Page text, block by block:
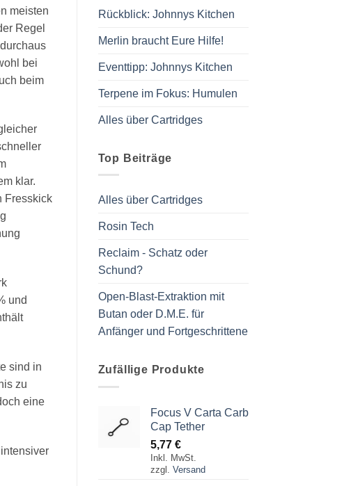
meisten
Regel
bei
beim
klar.
Fresskick
und
sind in
zu
eine
Rückblick: Johnnys Kitchen
Merlin braucht Eure Hilfe!
Eventtipp: Johnnys Kitchen
Terpene im Fokus: Humulen
Alles über Cartridges
Top Beiträge
Alles über Cartridges
Rosin Tech
Reclaim - Schatz oder
Schund?
Open-Blast-Extraktion mit
Butan oder D.M.E. für
Anfänger und Fortgeschrittene
Zufällige Produkte
Focus V Carta Carb
Cap Tether
5,77 €
Inkl. MwSt.
zzgl. Versand